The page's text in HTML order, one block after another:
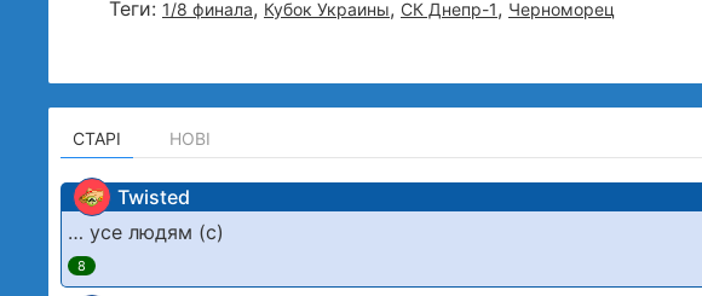
Теги: 1/8 финала, Кубок Украины, СК Днепр-1, Черноморец
СТАРІ НОВІ
Twisted
… усе людям (с)
8